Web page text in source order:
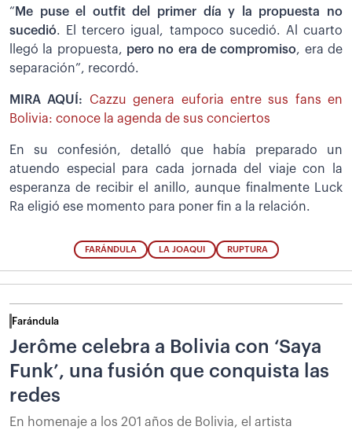
“ Me puse el outfit del primer día y la propuesta no
sucedió. El tercero igual, tampoco sucedió. Al cuarto
llegó la propuesta, pero no era de compromiso, era de
separación”, recordó.
MIRA AQUÍ: Cazzu genera euforia entre sus fans en
Bolivia: conoce la agenda de sus conciertos
En su confesión, detalló que había preparado un
atuendo especial para cada jornada del viaje con la
esperanza de recibir el anillo, aunque finalmente Luck
Ra eligió ese momento para poner fin a la relación.
FARÁNDULA LA JOAQUI RUPTURA
Farándula
Jerôme celebra a Bolivia con ‘Saya
Funk’, una fusión que conquista las
redes
En homenaje a los 201 años de Bolivia, el artista